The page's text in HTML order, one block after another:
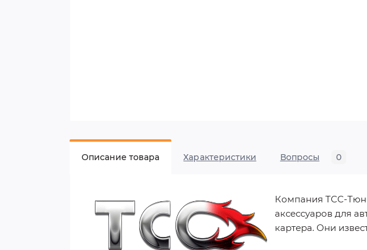
Описание товара Характеристики Вопросы 0
Компания ТСС-
аксессуаров для
картера. Они